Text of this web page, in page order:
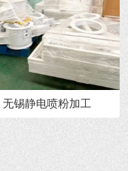
无锡静电喷粉加工